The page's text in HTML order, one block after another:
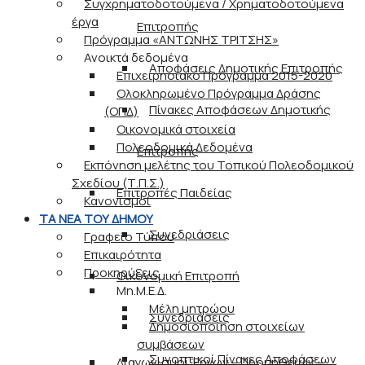
Επιτροπής
Αποφάσεις Δημοτικής Επιτροπής
Πίνακες Αποφάσεων Δημοτικής
Επιτροπής
Επιτροπές Παιδείας
Συνεδριάσεις
Οικονομική Επιτροπή
Συνεδριάσεις
Συνοπτικοί Πίνακες Αποφάσεων
Συγχρηματοδοτούμενα / Χρηματοδοτούμενα
έργα
Πρόγραμμα «ΑΝΤΩΝΗΣ ΤΡΙΤΣΗΣ»
Ανοικτά δεδομένα
Επιχειρησιακό Πρόγραμμα 2015-2020
Ολοκληρωμένο Πρόγραμμα Δράσης
(ΟΠΔ)
Οικονομικά στοιχεία
Πολεοδομικά Δεδομένα
Εκπόνηση μελέτης του Τοπικού Πολεοδομικού
Σχεδίου (Τ.Π.Σ.)
Κανονισμοί
ΤΑ ΝΕΑ ΤΟΥ ΔΗΜΟΥ
Γραφείο Τύπου
Επικαιρότητα
Προκηρύξεις
Μη.Μ.Ε.Δ.
Μέλη μητρώου
Δημοσιοποίηση στοιχείων
συμβάσεων